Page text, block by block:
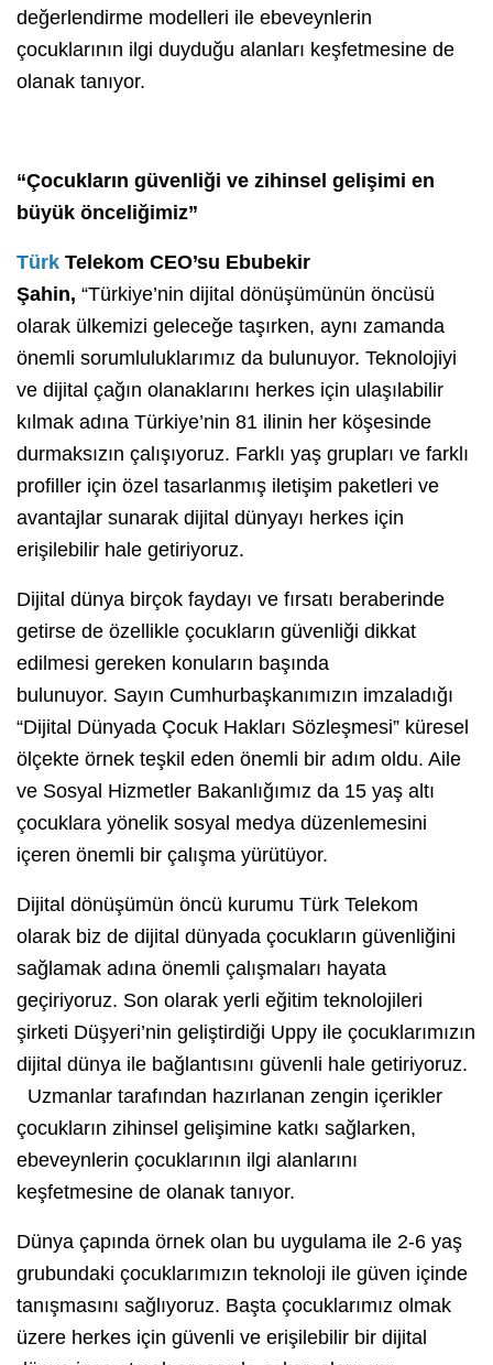
değerlendirme modelleri ile ebeveynlerin
çocuklarının ilgi duyduğu alanları keşfetmesine de
olanak tanıyor.
“Çocukların güvenliği ve zihinsel gelişimi en
büyük önceliğimiz”
Türk Telekom CEO’su Ebubekir
Şahin, “Türkiye’nin dijital dönüşümünün öncüsü
olarak ülkemizi geleceğe taşırken, aynı zamanda
önemli sorumluluklarımız da bulunuyor. Teknolojiyi
ve dijital çağın olanaklarını herkes için ulaşılabilir
kılmak adına Türkiye’nin 81 ilinin her köşesinde
durmaksızın çalışıyoruz. Farklı yaş grupları ve farklı
profiller için özel tasarlanmış iletişim paketleri ve
avantajlar sunarak dijital dünyayı herkes için
erişilebilir hale getiriyoruz.
Dijital dünya birçok faydayı ve fırsatı beraberinde
getirse de özellikle çocukların güvenliği dikkat
edilmesi gereken konuların başında
bulunuyor. Sayın Cumhurbaşkanımızın imzaladığı
“Dijital Dünyada Çocuk Hakları Sözleşmesi” küresel
ölçekte örnek teşkil eden önemli bir adım oldu. Aile
ve Sosyal Hizmetler Bakanlığımız da 15 yaş altı
çocuklara yönelik sosyal medya düzenlemesini
içeren önemli bir çalışma yürütüyor.
Dijital dönüşümün öncü kurumu Türk Telekom
olarak biz de dijital dünyada çocukların güvenliğini
sağlamak adına önemli çalışmaları hayata
geçiriyoruz. Son olarak yerli eğitim teknolojileri
şirketi Düşyeri’nin geliştirdiği Uppy ile çocuklarımızın
dijital dünya ile bağlantısını güvenli hale getiriyoruz.
Uzmanlar tarafından hazırlanan zengin içerikler
çocukların zihinsel gelişimine katkı sağlarken,
ebeveynlerin çocuklarının ilgi alanlarını
keşfetmesine de olanak tanıyor.
Dünya çapında örnek olan bu uygulama ile 2-6 yaş
grubundaki çocuklarımızın teknoloji ile güven içinde
tanışmasını sağlıyoruz. Başta çocuklarımız olmak
üzere herkes için güvenli ve erişilebilir bir dijital